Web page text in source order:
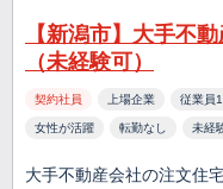
【新潟市】大手不
（未経験可）
契約社員 上場企業 従業員
女性が活躍 転勤なし 未経
大手不動産会社の注文住